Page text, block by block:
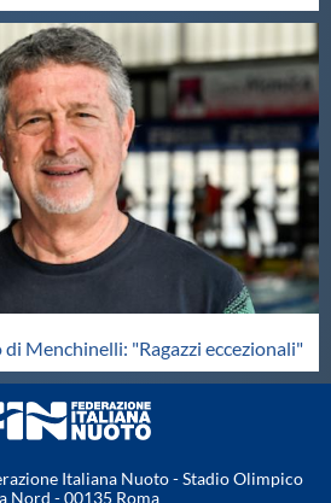
Menchinelli: "Ragazzi eccezionali"
Italiana Nuoto - Stadio Olimpico
Nord - 00135 Roma